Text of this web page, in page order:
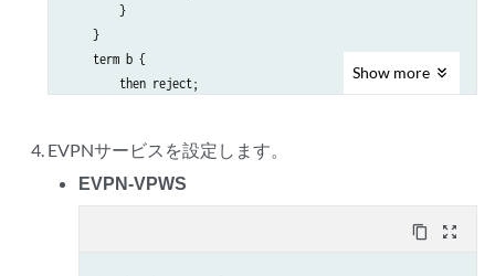
        }
    }
    term b {
        then reject;
policy-statement vrf-export-evpn {
    term a {
Show more
EVPNサービスを設定します。
EVPN-VPWS
content_copy zoom_out_map